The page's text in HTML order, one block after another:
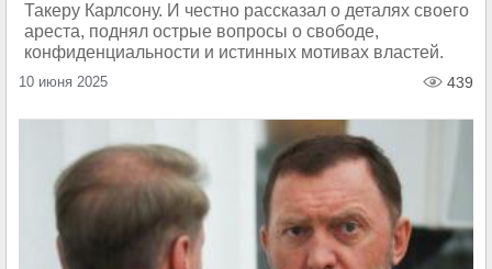
Такеру Карлсону. И честно рассказал о деталях своего
ареста, поднял острые вопросы о свободе,
конфиденциальности и истинных мотивах властей.
10 июня 2025 439